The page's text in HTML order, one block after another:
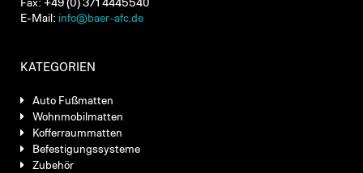
Fax: +49 (0) 371 4445540
E-Mail: info@baer-afc.de
KATEGORIEN
Auto Fußmatten
Wohnmobilmatten
Kofferraummatten
Befestigungssysteme
Zubehör